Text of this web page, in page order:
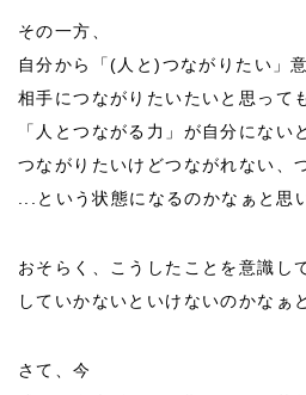
その一方、
自分から「(人と)つながりたい」
相手につながりたいたいと思って
「人とつながる力」が自分にない
つながりたいけどつながれない、
...という状態になるのかなぁと思
おそらく、こうしたことを意識し
していかないといけないのかなぁ
さて、今